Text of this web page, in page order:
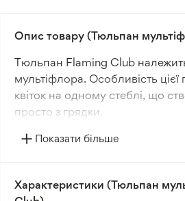
Опис товару (Тюльпан
Tюльпан Flaming Club
мультіфлора. Особливість цієї
квіток на одному стеблі, що
просто з грядки.
Забарвлення пелюсток — біле
Показати більше
Характеристики (Тюльпан